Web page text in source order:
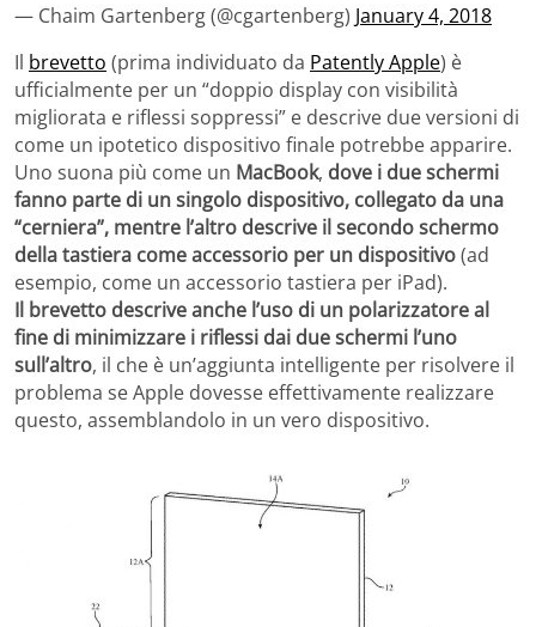
— Chaim Gartenberg (@cgartenberg) January 4, 2018
Il brevetto (prima individuato da Patently Apple) è
ufficialmente per un “doppio display con visibilità
migliorata e riflessi soppressi” e descrive due versioni di
come un ipotetico dispositivo finale potrebbe apparire.
Uno suona più come un MacBook, dove i due schermi
fanno parte di un singolo dispositivo, collegato da una
“cerniera”, mentre l’altro descrive il secondo schermo
della tastiera come accessorio per un dispositivo(ad
esempio, come un accessorio tastiera per iPad).
Il brevetto descrive anche l’uso di un polarizzatore al
fine di minimizzare i riflessi dai due schermi l’uno
sull’altro, il che è un’aggiunta intelligente per risolvere il
problema se Apple dovesse effettivamente realizzare
questo, assemblandolo in un vero dispositivo.